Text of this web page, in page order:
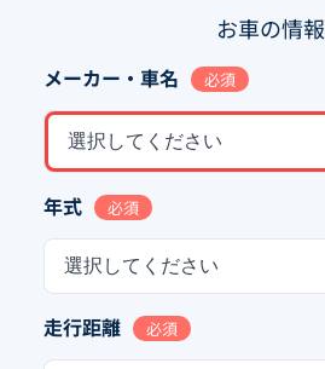
お車の情報
メーカー・車名 必須
選択してください
年式 必須
選択してください
走行距離 必須